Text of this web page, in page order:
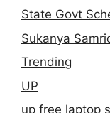
State Govt
Sukanya
Trending
UP
up free laptop